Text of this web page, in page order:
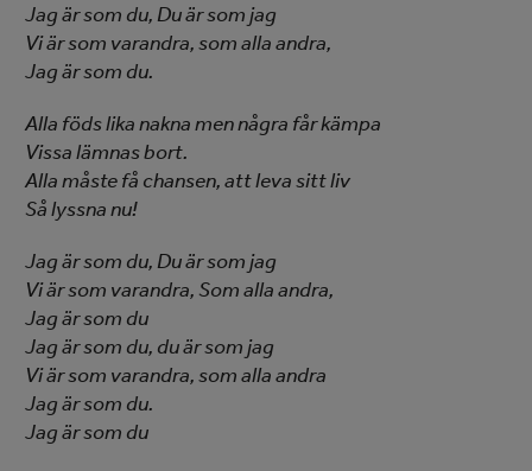
Jag är som du, Du är som jag
Vi är som varandra, som alla andra,
Jag är som du.
Alla föds lika nakna men några får kämpa
Vissa lämnas bort.
Alla måste få chansen, att leva sitt liv
Så lyssna nu!
Jag är som du, Du är som jag
Vi är som varandra, Som alla andra,
Jag är som du
Jag är som du, du är som jag
Vi är som varandra, som alla andra
Jag är som du.
Jag är som du